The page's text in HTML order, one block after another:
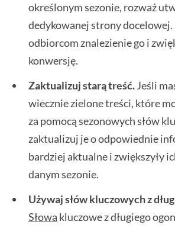
określonym sezonie, rozważ
dedykowanej strony
odbiorcom znalezienie go i
konwersję.
Zaktualizuj starą treść.Jeśli
wiecznie zielone treści, które
za pomocą sezonowych słów
zaktualizuj je o odpowiednie
bardziej aktualne i zwiększyły
danym sezonie.
Używaj słów kluczowych z
Słowa kluczowe z długiego